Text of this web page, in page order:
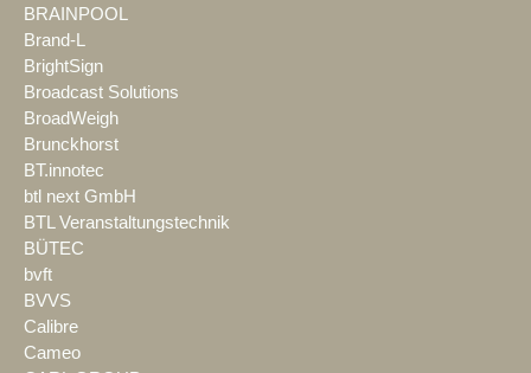
BRAINPOOL
Brand-L
BrightSign
Broadcast Solutions
BroadWeigh
Brunckhorst
BT.innotec
btl next GmbH
BTL Veranstaltungstechnik
BÜTEC
bvft
BVVS
Calibre
Cameo